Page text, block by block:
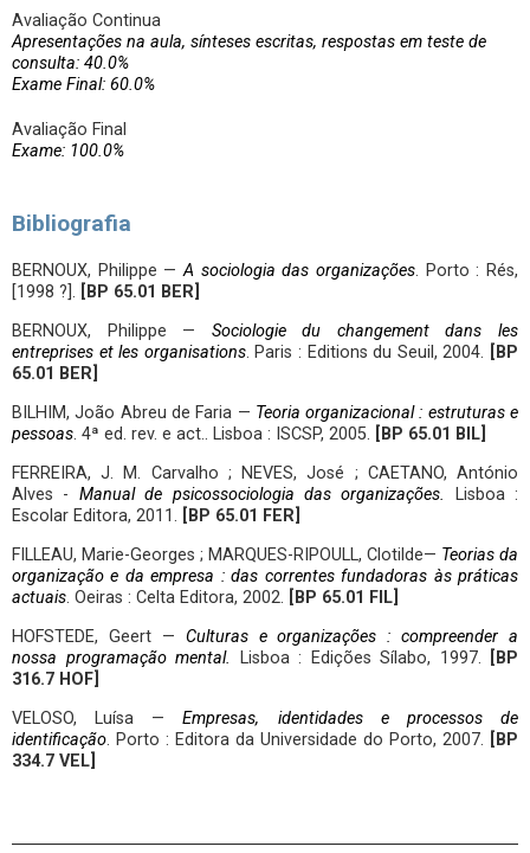
Avaliação Continua
Apresentações na aula, sínteses escritas, respostas em teste de
consulta: 40.0%
Exame Final: 60.0%
Avaliação Final
Exame: 100.0%
Bibliografia
BERNOUX, Philippe —A sociologia das organizações. Porto : Rés,
[1998 ?].
[BP 65.01 BER]
BERNOUX, Philippe — Sociologie du changement dans les
entreprises et les organisations. Paris : Editions du Seuil, 2004.
[BP
65.01 BER]
BILHIM, João Abreu de Faria — Teoria organizacional : estruturas e
pessoas. 4ª ed. rev. e act.. Lisboa : ISCSP, 2005.
[BP 65.01 BIL]
FERREIRA, J. M. Carvalho ; NEVES, José ; CAETANO, António
Alves - Manual de psicossociologia das organizações.
Lisboa :
Escolar Editora, 2011.
[BP 65.01 FER]
FILLEAU, Marie-Georges ; MARQUES-RIPOULL, Clotilde— Teorias da
organização e da empresa : das correntes fundadoras às práticas
actuais. Oeiras : Celta Editora, 2002.
[BP 65.01 FIL]
HOFSTEDE, Geert — Culturas e organizações : compreender a
nossa programação mental.
Lisboa : Edições Sílabo, 1997.
[BP
316.7 HOF]
VELOSO, Luísa —Empresas, identidades e processos de
identificação. Porto : Editora da Universidade do Porto, 2007.
[BP
334.7 VEL]